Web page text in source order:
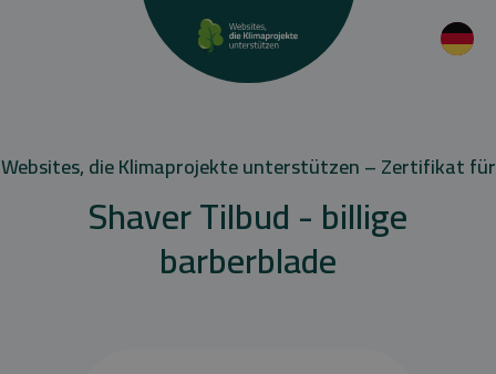
Websites, die Klimaprojekte unterstützen – Zertifikat für
Shaver Tilbud - billige
barberblade